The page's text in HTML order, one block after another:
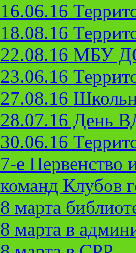
16.06.16
18.08.16
22.08.16 МБУ
23.06.16
27.08.16
28.07.16 День
30.06.16
7-е Первенство
команд Клубов
8 марта
8 марта в